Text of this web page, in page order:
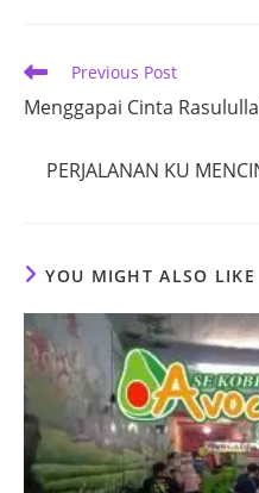
Read
articles
Previous Post
Menggapai Cinta
PERJALANAN KU
YOU MIGHT ALSO LIKE